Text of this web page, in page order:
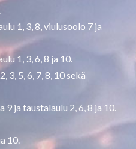
1, 3, 8, viulusoolo 7 ja
1, 3, 6, 8 ja 10.
3, 5, 6, 7, 8, 10 sekä
9 ja taustalaulu 2, 6, 8 ja 10.
10.